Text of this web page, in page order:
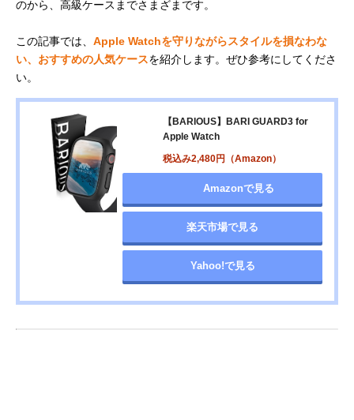
のから、高級ケースまでさまざまです。
この記事では、 Apple Watchを守りながらスタイルを損なわな
い、おすすめの人気ケースを紹介します。ぜひ参考にしてくださ
い。
【BARIOUS】BARI GUARD3 for
Apple Watch
税込み2,480円（Amazon）
Amazonで見る
楽天市場で見る
Yahoo!で見る